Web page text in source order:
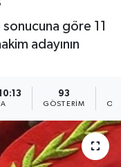
göre 11
adayının
93
GÖSTERIM